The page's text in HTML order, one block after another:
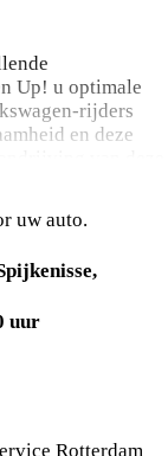
Up! u optimale
rijders
en deze
van deze
in
zijn
ingebouwde
ook
standaard
voor u de
uw auto.
uur
Rotterdam